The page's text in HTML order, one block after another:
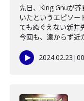
先日、King Gnuが
いたというエピソー
てもぬぐえない新井
今回も、遠からず近
2024.02.23 |